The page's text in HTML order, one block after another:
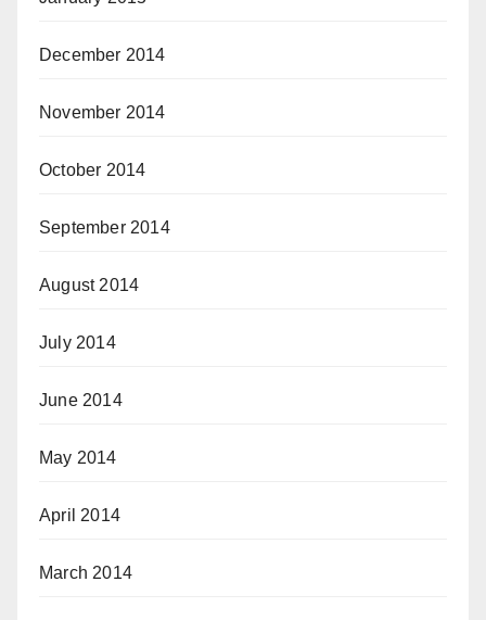
December 2014
November 2014
October 2014
September 2014
August 2014
July 2014
June 2014
May 2014
April 2014
March 2014